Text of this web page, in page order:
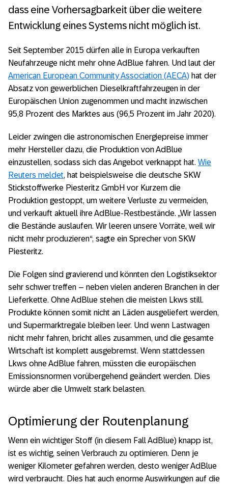
dass eine Vorhersagbarkeit über die weitere
Entwicklung eines Systems nicht möglich ist.
Seit September 2015 dürfen alle in Europa verkauften
Neufahrzeuge nicht mehr ohne AdBlue fahren. Und laut der
American European Community Association (AECA) hat der
Absatz von gewerblichen Dieselkraftfahrzeugen in der
Europäischen Union zugenommen und macht inzwischen
95,8 Prozent des Marktes aus (96,5 Prozent im Jahr 2020).
Leider zwingen die astronomischen Energiepreise immer
mehr Hersteller dazu, die Produktion von AdBlue
einzustellen, sodass sich das Angebot verknappt hat. Wie
Reuters meldet, hat beispielsweise die deutsche SKW
Stickstoffwerke Piesteritz GmbH vor Kurzem die
Produktion gestoppt, um weitere Verluste zu vermeiden,
und verkauft aktuell ihre AdBlue-Restbestände. „Wir lassen
die Bestände auslaufen. Wir leeren unsere Vorräte, weil wir
nicht mehr produzieren“, sagte ein Sprecher von SKW
Piesteritz.
Die Folgen sind gravierend und könnten den Logistiksektor
sehr schwer treffen – neben vielen anderen Branchen in der
Lieferkette. Ohne AdBlue stehen die meisten Lkws still.
Produkte können somit nicht an Läden ausgeliefert werden,
und Supermarktregale bleiben leer. Und wenn Lastwagen
nicht mehr fahren, bricht alles zusammen, und die gesamte
Wirtschaft ist komplett ausgebremst. Wenn stattdessen
Lkws ohne AdBlue fahren, müssten die europäischen
Emissionsnormen vorübergehend geändert werden. Dies
würde aber die Umwelt stark belasten.
Optimierung der Routenplanung
Wenn ein wichtiger Stoff (in diesem Fall AdBlue) knapp ist,
ist es wichtig, seinen Verbrauch zu optimieren. Denn je
weniger Kilometer gefahren werden, desto weniger AdBlue
wird verbraucht. Dies hat auch enorme Auswirkungen auf die